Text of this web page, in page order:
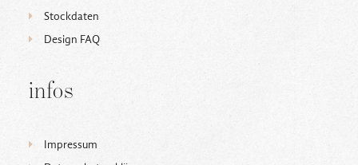
Stockdaten
Design FAQ
infos
Impressum